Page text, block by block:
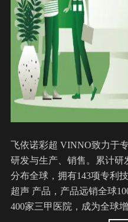
飞依诺彩超 VINNO致力于
研发与生产、销售。累计研
分布全球，拥有143项专利
超声 产品，产品远销全球
400家三甲医院，成为全球